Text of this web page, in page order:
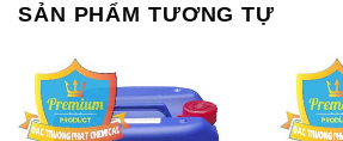
SẢN PHẨM TƯƠNG TỰ